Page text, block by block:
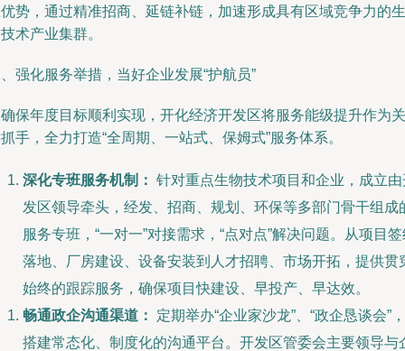
势，通过精准招商、延链补链，加速形成具有区域竞争力的生
术产业集群。
强化服务举措，当好企业发展“护航员”
保年度目标顺利实现，开化经济开发区将服务能级提升作为关
手，全力打造“全周期、一站式、保姆式”服务体系。
深化专班服务机制： 针对重点生物技术项目和企业，成立由
发区领导牵头，经发、招商、规划、环保等多部门骨干组成
服务专班，“一对一”对接需求，“点对点”解决问题。从项目
落地、厂房建设、设备安装到人才招聘、市场开拓，提供贯
始终的跟踪服务，确保项目快建设、早投产、早达效。
畅通政企沟通渠道：
定期举办“企业家沙龙”、“政企恳谈会”，
搭建常态化、制度化的沟通平台。开发区管委会主要领导与